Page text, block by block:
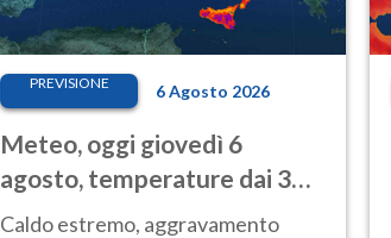
PREVISIONE 6 Agosto 2026
Meteo, oggi giovedì 6
agosto, temperature dai 33
ai 40 gradi
Caldo estremo, aggravamento